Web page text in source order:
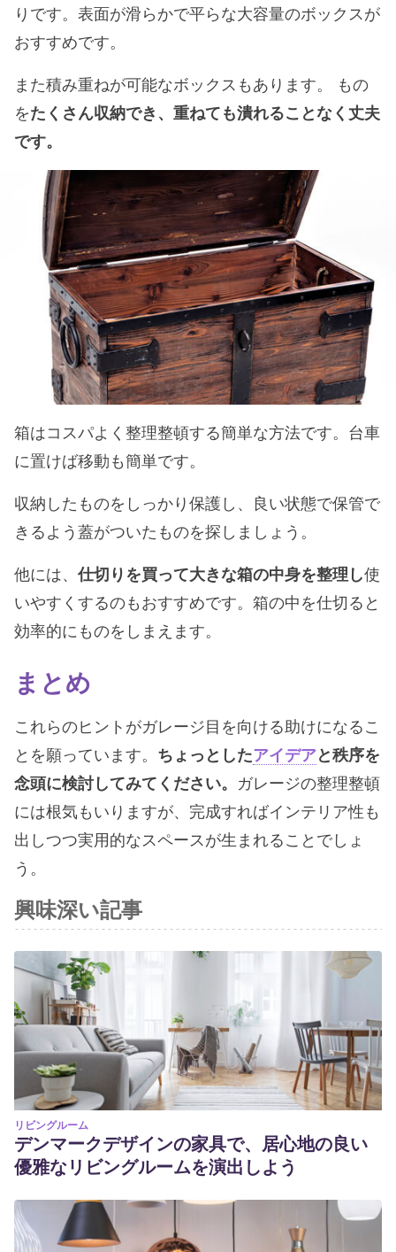
りです。表面が滑らかで平らな大容量のボックスが
おすすめです。
また積み重ねが可能なボックスもあります。 もの
をたくさん収納でき、重ねても潰れることなく丈夫
です。
箱はコスパよく整理整頓する簡単な方法です。台車
に置けば移動も簡単です。
収納したものをしっかり保護し、良い状態で保管で
きるよう蓋がついたものを探しましょう。
他には、 仕切りを買って大きな箱の中身を整理し使
いやすくするのもおすすめです。箱の中を仕切ると
効率的にものをしまえます。
まとめ
これらのヒントがガレージ目を向ける助けになるこ
とを願っています。 ちょっとしたアイデアと秩序を
念頭に検討してみてください。 ガレージの整理整頓
には根気もいりますが、完成すればインテリア性も
出しつつ実用的なスペースが生まれることでしょ
う。
興味深い記事
リビングルーム
デンマークデザインの家具で、居心地の良い
優雅なリビングルームを演出しよう